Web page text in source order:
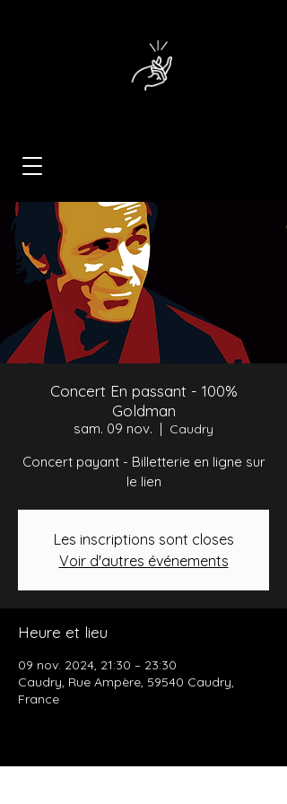
Concert En passant - 100%
Goldman
sam. 09 nov.
  |
Caudry
Concert payant - Billetterie en ligne sur
le lien
Les inscriptions sont closes
Voir d'autres événements
Heure et lieu
09 nov. 2024, 21:30 – 23:30
Caudry, Rue Ampère, 59540 Caudry,
France